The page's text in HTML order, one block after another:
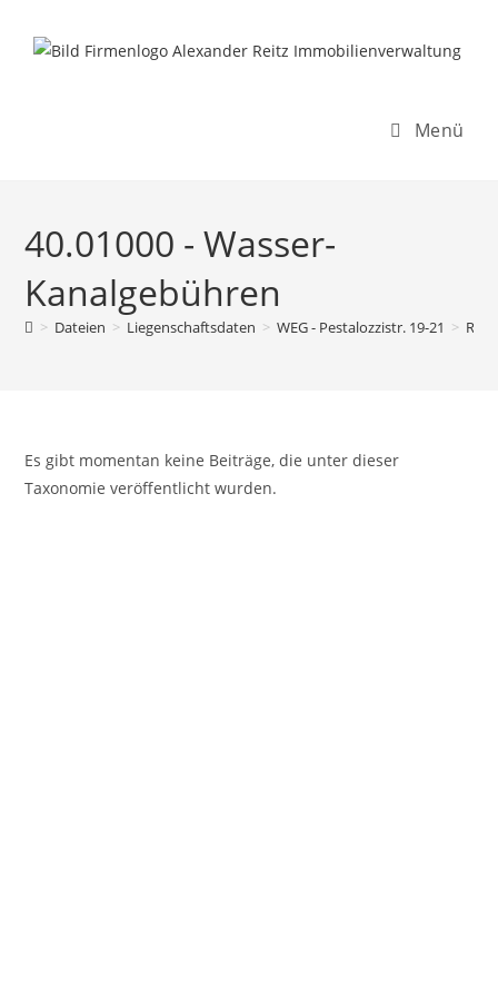
Inhalt
Menü
40.01000 - Wasser-
Kanalgebühren
> Dateien > Liegenschaftsdaten > WEG - Pestalozzistr. 19-21 >
Es gibt momentan keine Beiträge, die unter dieser
Taxonomie veröffentlicht wurden.